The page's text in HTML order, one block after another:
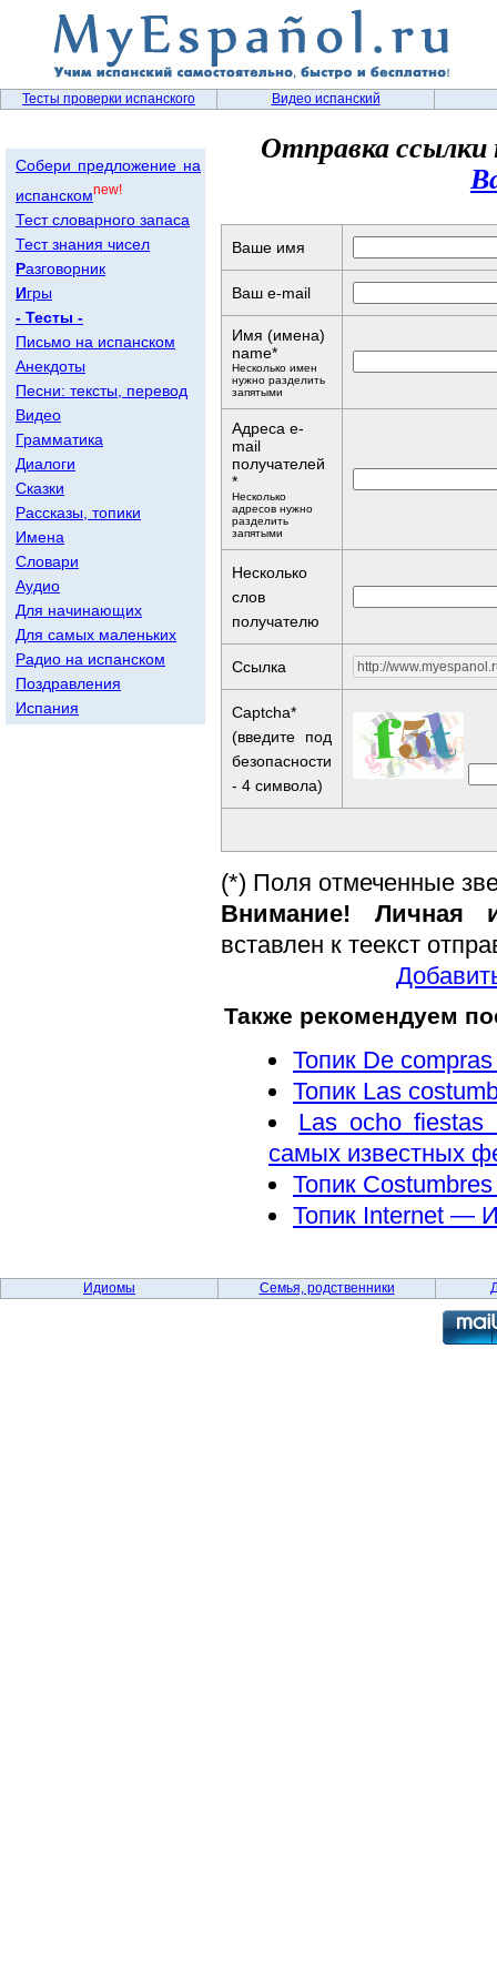
Тесты проверки испанского Видео испанский
Собери предложение на
испанскомnew!
Тест словарного запаса
Тест знания чисел
Разговорник
Игры
- Тесты -
Письмо на испанском
Анекдоты
Песни: тексты, перевод
Видео
Грамматика
Диалоги
Сказки
Рассказы, топики
Имена
Словари
Аудио
Для начинающих
Для самых маленьких
Радио на испанском
Поздравления
Испания
Отправка
Ваше имя
Ваш e-mail
Имя (имена)
name*
Несколько имен
нужно разделить
запятыми
Адреса e-
mail
получателей
*
Несколько
адресов нужно
разделить
запятыми
Несколько
слов
получателю
Ссылка
Captcha*
(введите под
безопасности
- 4 символа)
(*) Поля отмеченные
Внимание! Личная
вставлен к теекст
Также рекомендуем
Топик De
Топик Las
Las ocho
самых известных
Топик
Топик Internet —
Идиомы Семья, родственники